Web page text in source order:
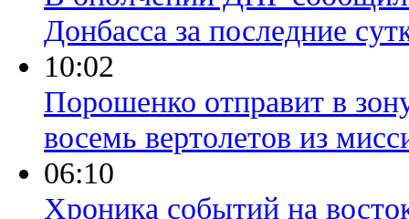
Донбасса за последние
10:02
Порошенко отправит в
восемь вертолетов из
06:10
Хроника событий на